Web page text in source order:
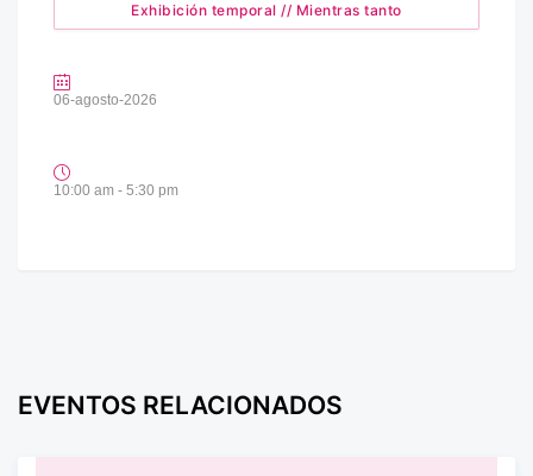
Exhibición temporal // Mientras tanto
06-agosto-2026
10:00 am - 5:30 pm
EVENTOS RELACIONADOS